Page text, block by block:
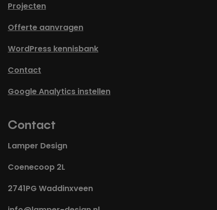
Projecten
Offerte aanvragen
WordPress kennisbank
Contact
Google Analytics instellen
Contact
Lamper Design
Coenecoop 2L
2741PG Waddinxveen